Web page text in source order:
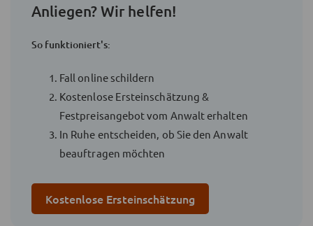
Anliegen? Wir helfen!
So funktioniert's:
Fall online schildern
Kostenlose Ersteinschätzung &
Festpreisangebot vom Anwalt erhalten
In Ruhe entscheiden, ob Sie den Anwalt
beauftragen möchten
Kostenlose Ersteinschätzung